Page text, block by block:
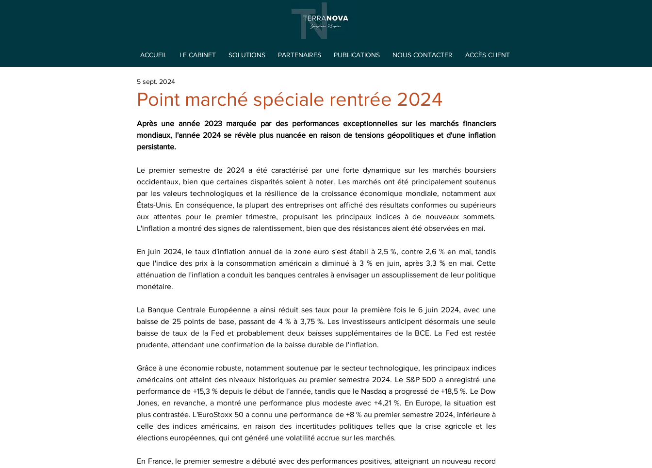
ACCUEIL LE CABINET SOLUTIONS PARTENAIRES PUBLICATIONS NOUS CONTACTER ACCÈS CLIENT
Point marché spéciale rentrée 2024
5 sept. 2024
Après une année 2023 marquée par des performances exceptionnelles sur les marchés financiers
mondiaux, l'année 2024 se révèle plus nuancée en raison de tensions géopolitiques et d'une inflation
persistante.
Le premier semestre de 2024 a été caractérisé par une forte dynamique sur les marchés boursiers
occidentaux, bien que certaines disparités soient à noter. Les marchés ont été principalement soutenus
par les valeurs technologiques et la résilience de la croissance économique mondiale, notamment aux
États-Unis. En conséquence, la plupart des entreprises ont affiché des résultats conformes ou supérieurs
aux attentes pour le premier trimestre, propulsant les principaux indices à de nouveaux sommets.
L'inflation a montré des signes de ralentissement, bien que des résistances aient été observées en mai.
En juin 2024, le taux d'inflation annuel de la zone euro s'est établi à 2,5 %, contre 2,6 % en mai, tandis
que l'indice des prix à la consommation américain a diminué à 3 % en juin, après 3,3 % en mai. Cette
atténuation de l'inflation a conduit les banques centrales à envisager un assouplissement de leur politique
monétaire.
La Banque Centrale Européenne a ainsi réduit ses taux pour la première fois le 6 juin 2024, avec une
baisse de 25 points de base, passant de 4 % à 3,75 %. Les investisseurs anticipent désormais une seule
baisse de taux de la Fed et probablement deux baisses supplémentaires de la BCE. La Fed est restée
prudente, attendant une confirmation de la baisse durable de l'inflation.
Grâce à une économie robuste, notamment soutenue par le secteur technologique, les principaux indices
américains ont atteint des niveaux historiques au premier semestre 2024. Le S&P 500 a enregistré une
performance de +15,3 % depuis le début de l'année, tandis que le Nasdaq a progressé de +18,5 %. Le Dow
Jones, en revanche, a montré une performance plus modeste avec +4,21 %. En Europe, la situation est
plus contrastée. L'EuroStoxx 50 a connu une performance de +8 % au premier semestre 2024, inférieure à
celle des indices américains, en raison des incertitudes politiques telles que la crise agricole et les
élections européennes, qui ont généré une volatilité accrue sur les marchés.
En France, le premier semestre a débuté avec des performances positives, atteignant un nouveau record